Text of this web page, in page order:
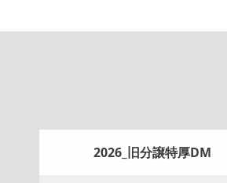
2026_旧分譲特厚DM